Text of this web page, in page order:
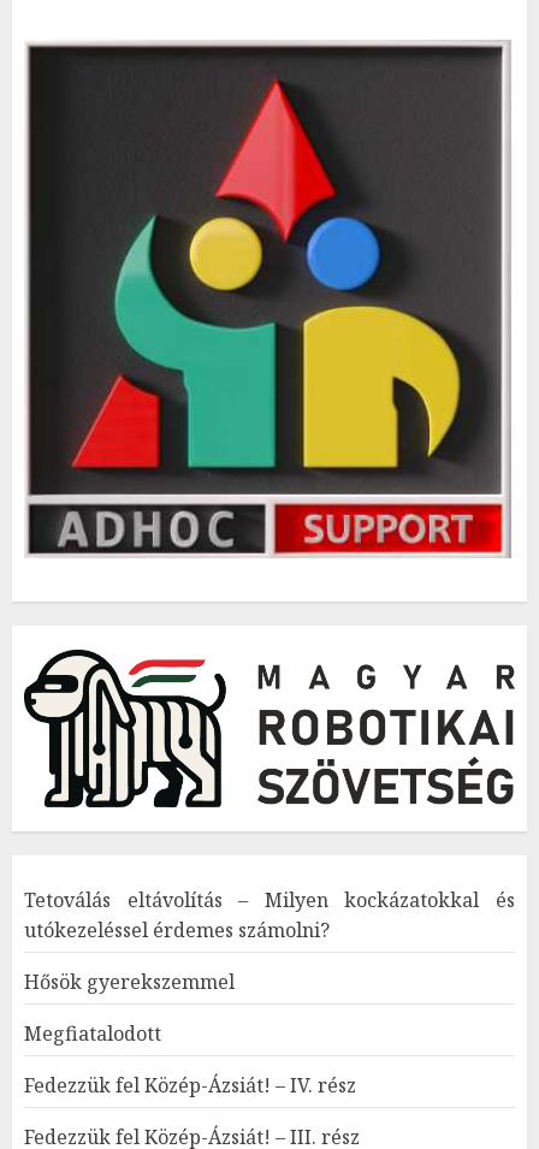
Tetoválás eltávolítás – Milyen kockázatokkal és
utókezeléssel érdemes számolni?
Hősök gyerekszemmel
Megfiatalodott
Fedezzük fel Közép-Ázsiát! – IV. rész
Fedezzük fel Közép-Ázsiát! – III. rész